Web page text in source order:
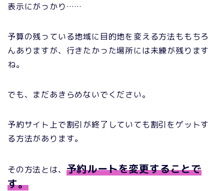
表示にがっかり……
予算の残っている地域に目的地を変える方法ももちろ
んありますが、行きたかった場所には未練が残ります
ね。
でも、まだあきらめないでください。
予約サイト上で割引が終了していても割引をゲットす
る方法があります。
その方法とは、 予約ルートを変更することで
す。